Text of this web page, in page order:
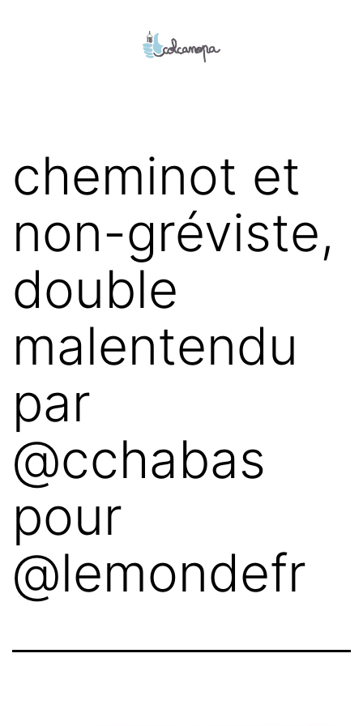
cheminot et
non-gréviste,
double
malentendu
par
@cchabas
pour
@lemondefr